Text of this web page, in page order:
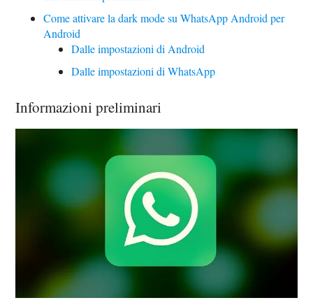
Come attivare la dark mode su WhatsApp Android per
Android
Dalle impostazioni di Android
Dalle impostazioni di WhatsApp
Informazioni preliminari